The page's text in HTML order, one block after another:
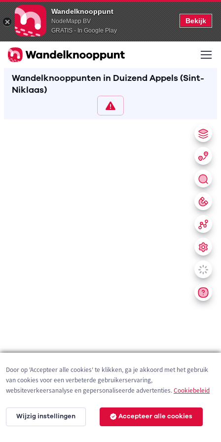
Wandelknooppunt
NodeMapp BV
GRATIS - In Google Play
Bekijk
Wandelknooppunten in Duizend Appels (Sint-
Niklaas)
200 m
Door op 'Accepteer alle cookies' te klikken, ga je akkoord met het gebruik
van cookies voor een verbeterde gebruikerservaring,
websiteverkeersanalyse en gepersonaliseerde advertenties.Cookiebeleid
Wijzig instellingen Accepteer alle cookies